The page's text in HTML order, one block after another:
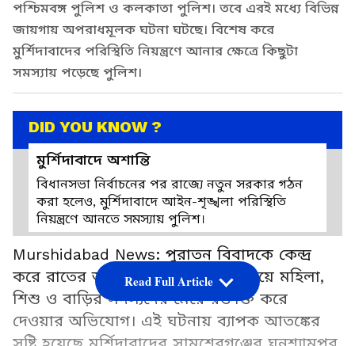
পশ্চিমবঙ্গ পুলিশ ও কলকাতা পুলিশ। তবে এরই মধ্যে বিভিন্ন
জায়গায় অপরাধমূলক ঘটনা ঘটছে। বিশেষ করে
মুর্শিদাবাদের পরিস্থিতি নিয়ন্ত্রণে আনার ক্ষেত্রে কিছুটা
সমস্যায় পড়েছে পুলিশ।
DID YOU KNOW ?
মুর্শিদাবাদে অশান্তি
বিধানসভা নির্বাচনের পর রাজ্যে নতুন সরকার গঠন
করা হলেও, মুর্শিদাবাদে আইন-শৃঙ্খলা পরিস্থিতি
নিয়ন্ত্রণে আনতে সমস্যায় পুলিশ।
Murshidabad News: পুরাতন বিবাদকে কেন্দ্র
করে রাতের অন্ধকারে বাড়িতে চড়াও হয়ে মহিলা,
শিশু ও বাড়ির সদস্যদের মেরে রক্তাক্ত করে
দেওয়ার অভিযোগ। এই ঘটনায় ব্যাপক আতঙ্কের
Read Full Article